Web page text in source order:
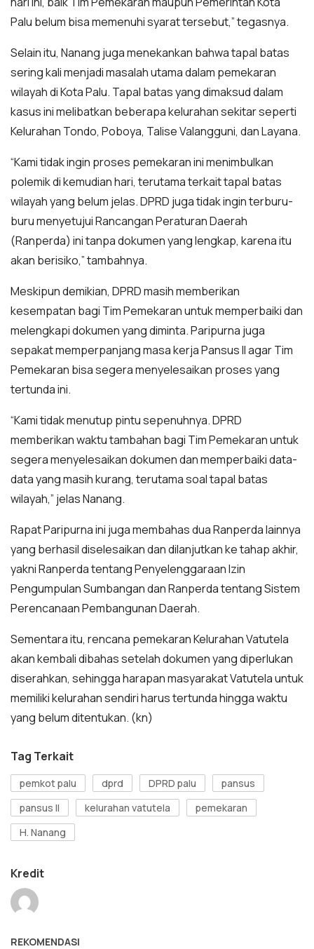
Palu belum bisa memenuhi syarat tersebut,” tegasnya.
Selain itu, Nanang juga menekankan bahwa tapal batas
sering kali menjadi masalah utama dalam pemekaran
wilayah di Kota Palu. Tapal batas yang dimaksud dalam
kasus ini melibatkan beberapa kelurahan sekitar seperti
Kelurahan Tondo, Poboya, Talise Valangguni, dan Layana.
“Kami tidak ingin proses pemekaran ini menimbulkan
polemik di kemudian hari, terutama terkait tapal batas
wilayah yang belum jelas. DPRD juga tidak ingin terburu-
buru menyetujui Rancangan Peraturan Daerah
(Ranperda) ini tanpa dokumen yang lengkap, karena itu
akan berisiko,” tambahnya.
Meskipun demikian, DPRD masih memberikan
kesempatan bagi Tim Pemekaran untuk memperbaiki dan
melengkapi dokumen yang diminta. Paripurna juga
sepakat memperpanjang masa kerja Pansus II agar Tim
Pemekaran bisa segera menyelesaikan proses yang
tertunda ini.
“Kami tidak menutup pintu sepenuhnya. DPRD
memberikan waktu tambahan bagi Tim Pemekaran untuk
segera menyelesaikan dokumen dan memperbaiki data-
data yang masih kurang, terutama soal tapal batas
wilayah,” jelas Nanang.
Rapat Paripurna ini juga membahas dua Ranperda lainnya
yang berhasil diselesaikan dan dilanjutkan ke tahap akhir,
yakni Ranperda tentang Penyelenggaraan Izin
Pengumpulan Sumbangan dan Ranperda tentang Sistem
Perencanaan Pembangunan Daerah.
Sementara itu, rencana pemekaran Kelurahan Vatutela
akan kembali dibahas setelah dokumen yang diperlukan
diserahkan, sehingga harapan masyarakat Vatutela untuk
memiliki kelurahan sendiri harus tertunda hingga waktu
yang belum ditentukan. (kn)
Tag Terkait
pemkot palu dprd DPRD palu
pansus
pansus II
kelurahan vatutela
pemekaran
H. Nanang
Kredit
REKOMENDASI